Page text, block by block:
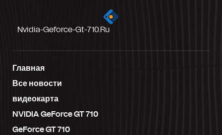
Nvidia-Geforce-Gt-710.ru
Главная
Все новости
видеокарта
NVIDIA GeForce GT 710
GeForce GT 710